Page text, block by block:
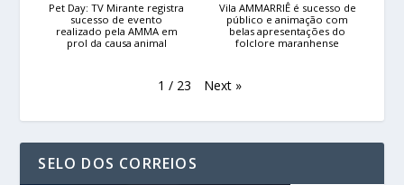
Pet Day: TV Mirante registra
sucesso de evento
realizado pela AMMA em
prol da causa animal
Vila AMMARRIÊ é sucesso de
público e animação com
belas apresentações do
folclore maranhense
1 / 23 Next »
SELO DOS CORREIOS